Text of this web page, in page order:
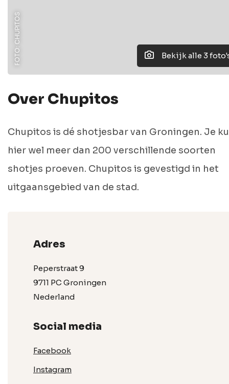
Bekijk alle 3
FOTO: CHUPITOS
Over Chupitos
Chupitos is dé shotjesbar van Groningen. Je
hier wel meer dan 200 verschillende soorten
shotjes proeven. Chupitos is gevestigd in het
uitgaansgebied van de stad.
Adres
Peperstraat 9
9711 PC Groningen
Nederland
Social media
Facebook
Instagram